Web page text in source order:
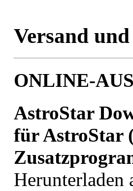
Versand
ONLINE-
AstroStar
für AstroStar
Herunterladen